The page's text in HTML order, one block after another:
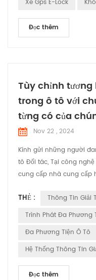
Xe Gps E-Lock
Đọc thêm
Tùy chỉnh tương
trong ô tô với
từng có của
Nov 22 , 2024
Kính gửi những người
tô Đối tác, Tại công
cung cấp nhà cung cấp
lái xe. Hôm nay, chúng
của mình với đổi mới và
THẺ : Thông Tin Giải
Trình Phát Đa Phương
Đa Phương Tiện Ô Tô
Hệ Thống Thông Tin
Đọc thêm